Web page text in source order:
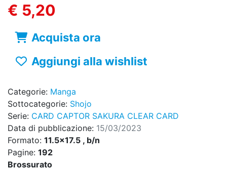
€ 5,20
Acquista ora
Aggiungi alla wishlist
Categorie: Manga
Sottocategorie: Shojo
Serie: CARD CAPTOR SAKURA CLEAR CARD
Data di pubblicazione: 15/03/2023
Formato: 11.5x17.5 , b/n
Pagine: 192
Brossurato